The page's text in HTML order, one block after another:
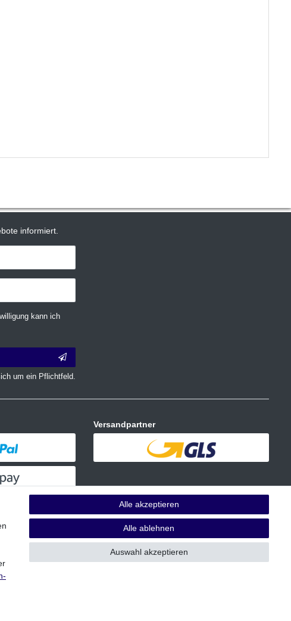
informiert.
kann ich
um ein Pflichtfeld.
Versandpartner
Die UVP zu den weiteren Varianten wird bei Klick auf die jeweilige
Alle akzeptieren
Alle ablehnen
Auswahl akzeptieren